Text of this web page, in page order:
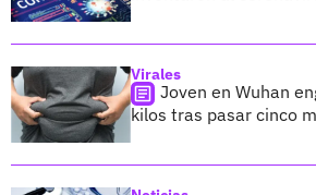
Virales
Joven en Wuhan
kilos tras pasar cinco